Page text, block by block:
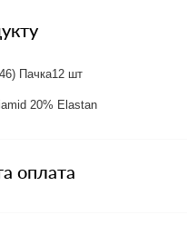
Пачка12 шт
20% Elastan
оплата